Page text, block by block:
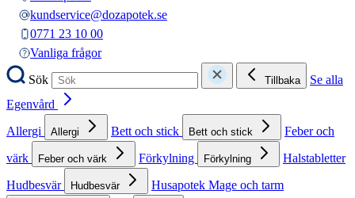
kundservice@dozapotek.se
0771 23 10 00
Vanliga frågor
Sök
Tillbaka
Se alla
Egenvård
Allergi
Allergi Bett och stick Bett och stick
Feber och
värk
Feber och värk Förkylning Förkylning
Halstabletter
Hudbesvär
Hudbesvär Husapotek Mage och tarm